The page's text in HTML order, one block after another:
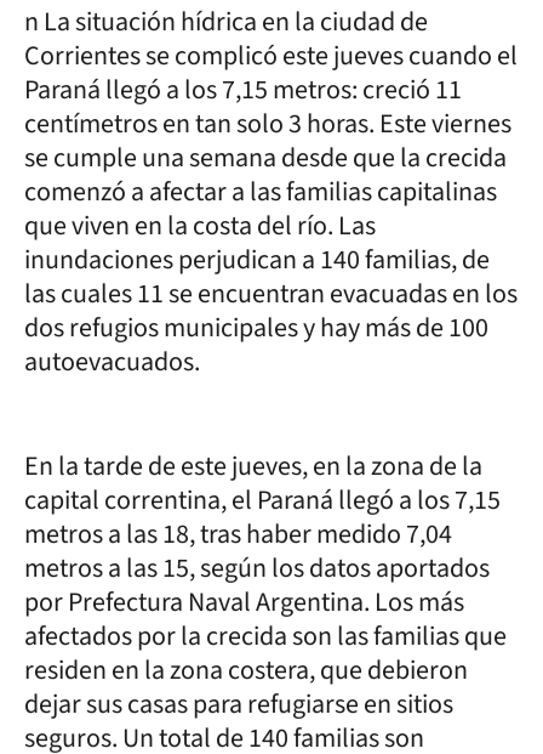
n La situación hídrica en la ciudad de
Corrientes se complicó este jueves cuando el
Paraná llegó a los 7,15 metros: creció 11
centímetros en tan solo 3 horas. Este viernes
se cumple una semana desde que la crecida
comenzó a afectar a las familias capitalinas
que viven en la costa del río. Las
inundaciones perjudican a 140 familias, de
las cuales 11 se encuentran evacuadas en los
dos refugios municipales y hay más de 100
autoevacuados.
En la tarde de este jueves, en la zona de la
capital correntina, el Paraná llegó a los 7,15
metros a las 18, tras haber medido 7,04
metros a las 15, según los datos aportados
por Prefectura Naval Argentina. Los más
afectados por la crecida son las familias que
residen en la zona costera, que debieron
dejar sus casas para refugiarse en sitios
seguros. Un total de 140 familias son